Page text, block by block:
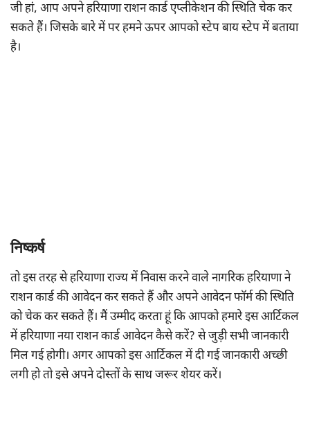
जी हां, आप अपने हरियाणा राशन कार्ड एप्लीकेशन की स्थिति चेक कर
सकते हैं। जिसके बारे में पर हमने ऊपर आपको स्टेप बाय स्टेप में बताया
है।
निष्कर्ष
तो इस तरह से हरियाणा राज्य में निवास करने वाले नागरिक हरियाणा ने
राशन कार्ड की आवेदन कर सकते हैं और अपने आवेदन फॉर्म की स्थिति
को चेक कर सकते हैं। मैं उम्मीद करता हूं कि आपको हमारे इस आर्टिकल
में हरियाणा नया राशन कार्ड आवेदन कैसे करें? से जुड़ी सभी जानकारी
मिल गई होगी। अगर आपको इस आर्टिकल में दी गई जानकारी अच्छी
लगी हो तो इसे अपने दोस्तों के साथ जरूर शेयर करें।